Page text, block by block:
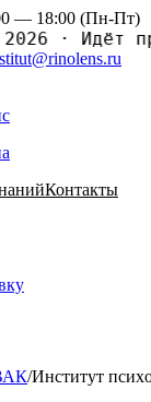
— 18:00 (Пн-Пт)
· Идёт
Контакты
/Институт